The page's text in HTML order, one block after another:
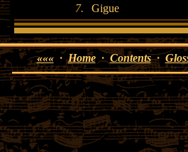
7.
Gigue
«««·Home· Contents·